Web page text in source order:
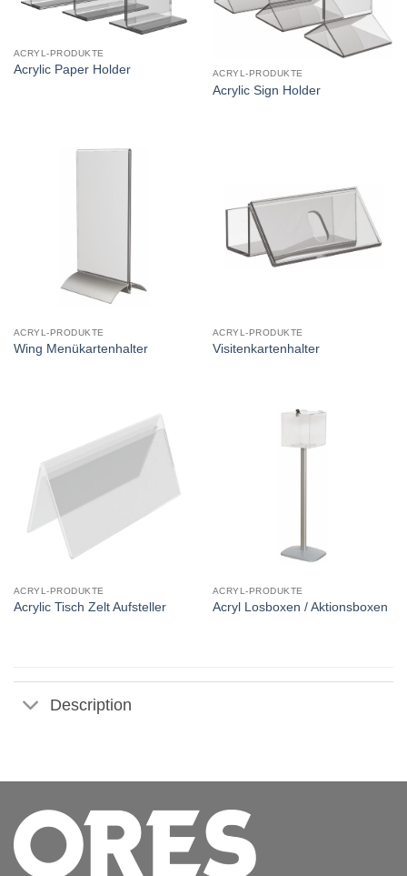
ACRYL-PRODUKTE
Acrylic Paper Holder ACRYL-PRODUKTE
Acrylic Sign Holder
ACRYL-PRODUKTE
Wing Menükartenhalter
ACRYL-PRODUKTE
Visitenkartenhalter
ACRYL-PRODUKTE
Acrylic Tisch Zelt Aufsteller
ACRYL-PRODUKTE
Acryl Losboxen / Aktionsboxen
Description